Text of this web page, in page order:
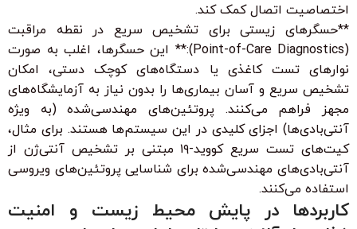
اختصاصیت اتصال کمک کند.
**حسگرهای زیستی برای تشخیص سریع در نقطه مراقبت
(Point-of-Care Diagnostics):** این حسگرها، اغلب به صورت
نوارهای تست کاغذی یا دستگاه‌های کوچک دستی، امکان
تشخیص سریع و آسان بیماری‌ها را بدون نیاز به آزمایشگاه‌های
مجهز فراهم می‌کنند. پروتئین‌های مهندسی‌شده (به ویژه
آنتی‌بادی‌ها) اجزای کلیدی در این سیستم‌ها هستند. برای مثال،
کیت‌های تست سریع کووید-۱۹ مبتنی بر تشخیص آنتی‌ژن از
آنتی‌بادی‌های مهندسی‌شده برای شناسایی پروتئین‌های ویروسی
استفاده می‌کنند.
کاربردها در پایش محیط زیست و امنیت